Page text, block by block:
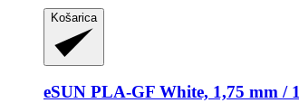
Košarica
eSUN PLA-​GF White, 1,75 mm /